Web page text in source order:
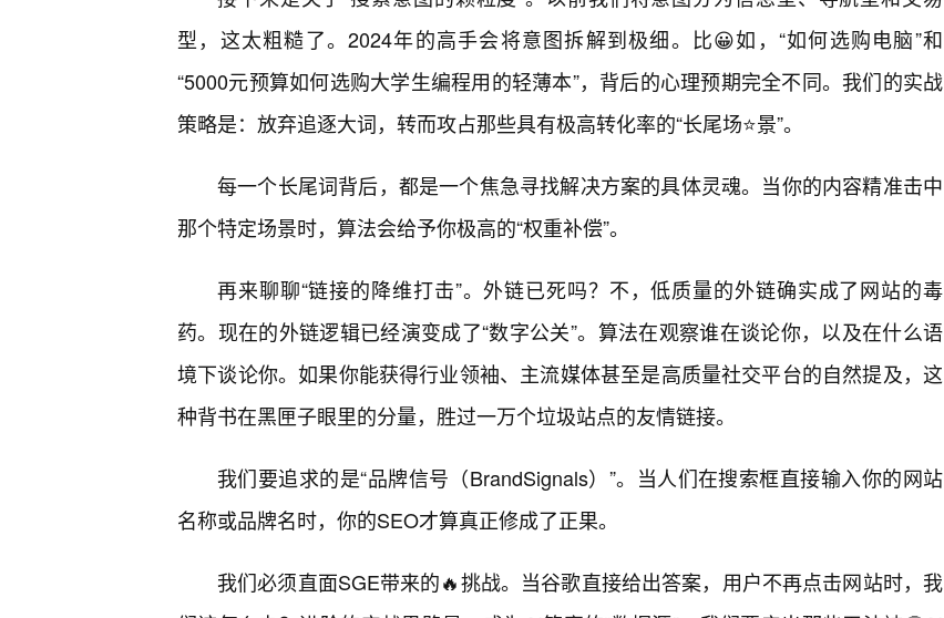
型，这太粗糙了。2024年的高手会将意图拆解到极细。比😀如，“如何选购电脑”和
“5000元预算如何选购大学生编程用的轻薄本”，背后的心理预期完全不同。我们的实战
策略是：放弃追逐大词，转而攻占那些具有极高转化率的“长尾场⭐景”。
每一个长尾词背后，都是一个焦急寻找解决方案的具体灵魂。当你的内容精准击中
那个特定场景时，算法会给予你极高的“权重补偿”。
再来聊聊“链接的降维打击”。外链已死吗？不，低质量的外链确实成了网站的毒
药。现在的外链逻辑已经演变成了“数字公关”。算法在观察谁在谈论你，以及在什么语
境下谈论你。如果你能获得行业领袖、主流媒体甚至是高质量社交平台的自然提及，这
种背书在黑匣子眼里的分量，胜过一万个垃圾站点的友情链接。
我们要追求的是“品牌信号（BrandSignals）”。当人们在搜索框直接输入你的网站
名称或品牌名时，你的SEO才算真正修成了正果。
我们必须直面SGE带来的🔥挑战。当谷歌直接给出答案，用户不再点击网站时，我